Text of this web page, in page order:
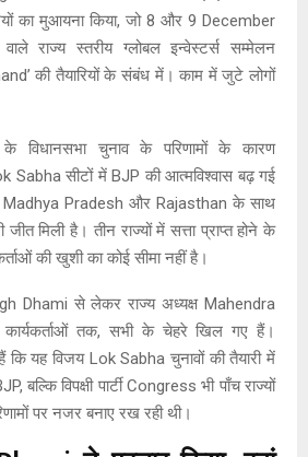
का मुआयना किया, जो 8 और 9 December
राज्य स्तरीय ग्लोबल इन्वेस्टर्स सम्मेलन
की तैयारियों के संबंध में। काम में जुटे लोगों
विधानसभा चुनाव के परिणामों के कारण
Sabha सीटों में BJP की आत्मविश्वास बढ़ गई
Madhya Pradesh और Rajasthan के साथ
मिली है। तीन राज्यों में सत्ता प्राप्त होने के
की खुशी का कोई सीमा नहीं है।
Dhami से लेकर राज्य अध्यक्ष Mahendra
तक, सभी के चेहरे खिल गए हैं।
कि यह विजय Lok Sabha चुनावों की तैयारी में
बल्कि विपक्षी पार्टी Congress भी पाँच राज्यों
पर नजर बनाए रख रही थी।